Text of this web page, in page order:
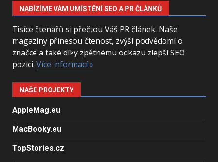
NABÍZÍME VÁM UMÍSTĚNÍ SEO A PR ČLÁNKŮ
Tisíce čtenářů si přečtou Váš PR článek. Naše
magazíny přinesou čtenost, zvýší podvědomí o
značce a také díky zpětnému odkazu zlepší SEO
pozici. Více informací »
NAŠE PROJEKTY
AppleMag.eu
MacBooky.eu
TopStories.cz